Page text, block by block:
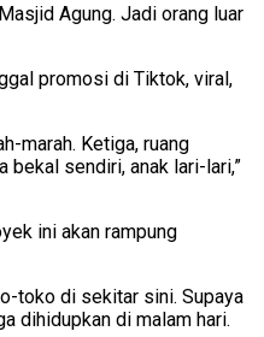
Agung. Jadi orang luar
promosi di Tiktok, viral,
marah. Ketiga, ruang
bekal sendiri, anak lari-lari,”
ini akan rampung
toko di sekitar sini. Supaya
dihidupkan di malam hari.